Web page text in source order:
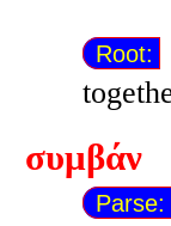
Root:
συμβάν
Parse: